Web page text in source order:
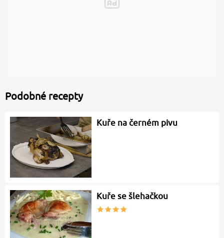
Podobné recepty
Kuře na černém pivu
Kuře se šlehačkou